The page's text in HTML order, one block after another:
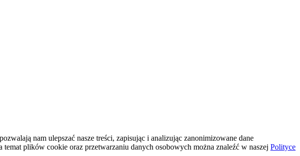
nam ulepszać nasze treści, zapisując i analizując zanonimizowane dane
plików cookie oraz przetwarzaniu danych osobowych można znaleźć w naszej Polityce